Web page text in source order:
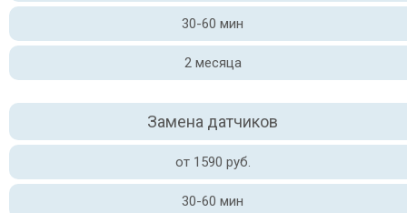
30-60 мин
2 месяца
Замена датчиков
от 1590 руб.
30-60 мин